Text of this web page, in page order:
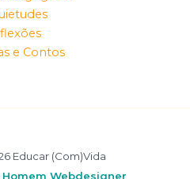
e Contos
Educar (Com)Vida
Webdesigner